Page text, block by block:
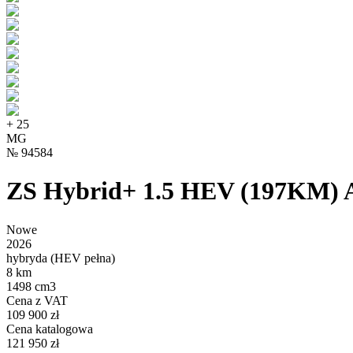
+ 25
MG
№ 94584
ZS Hybrid+ 1.5 HEV (197KM)
Nowe
2026
hybryda (HEV pełna)
8 km
1498 cm3
Cena z VAT
109 900 zł
Cena katalogowa
121 950 zł